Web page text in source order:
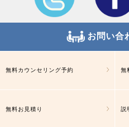
お問い合
無料カウンセリング予約 無
無料お見積り 説